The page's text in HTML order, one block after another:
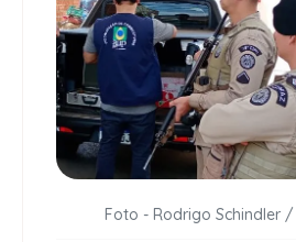
Foto - Rodrigo Schindler /